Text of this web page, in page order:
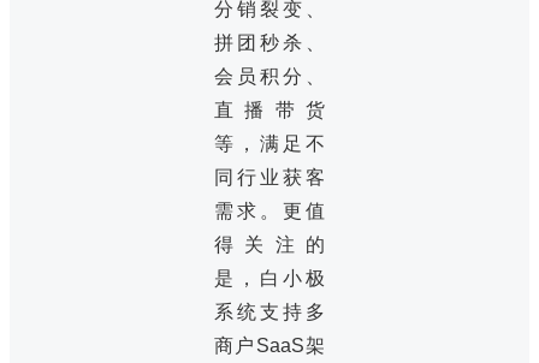
分销裂变、
拼团秒杀、
会员积分、
直播带货
等，满足不
同行业获客
需求。更值
得关注的
是，白小极
系统支持多
商户SaaS架